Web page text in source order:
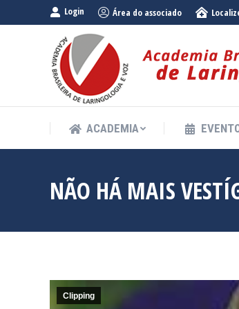
Login Área do associado
ACADEMIA
NÃO HÁ MAIS
Clipping
ACADEMIA